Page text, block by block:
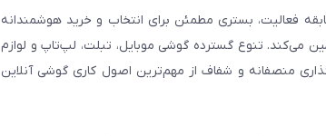
به‌عنوان یکی از مراجع تخصصی خرید لوازم دیجیتال در ایران، با بیش از ۱۷ سال سابقه فعالیت، بستری مطمئن برای انتخاب و خرید هوشمندانه
می‌کند. تنوع گسترده گوشی موبایل، تبلت، لپ‌تاپ و لوازم
منصفانه و شفاف از مهم‌ترین اصول کاری گوشی آنلاین